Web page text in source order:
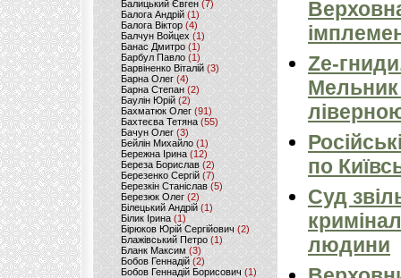
Балицький Євген(7)
Балога Андрій (1)
Балога Віктор (4)
Балчун Войцех (1)
Банас Дмитро (1)
Барбул Павло(1)
Барвіненко Віталій(3)
Барна Олег (4)
Барна Степан (2)
Баулін Юрій (2)
Бахматюк Олег (91)
Бахтеєва Тетяна(55)
Бачун Олег (3)
Бейлін Михайло (1)
Бережна Ірина(12)
Береза Борислав(2)
Березенко Сергій (7)
Березкін Станіслав (5)
Березюк Олег(2)
Білецький Андрій (1)
Білик Ірина (1)
Бірюков Юрій Сергійович (2)
Блажівський Петро (1)
Бланк Максим(3)
Бобов Геннадій (2)
Бобов Геннадій Борисович (1)
Ze-
по
Суд
людини